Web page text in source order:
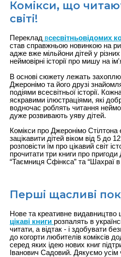
Комікси, що
світі!
Переклад всесвітньовідомих
став справжньою новинкою на
адже вже мільйони дітей у
неймовірні історії про мишу на
В основі сюжету лежать
Джеронімо та його друзі
подіями всесвітньої історії.
яскравими ілюстраціями, які
водночас роблять читання
дуже розвивають уяву дітей.
Комікси про Джеронімо
зацікавити дітей віком від 5 до
розповісти їм про цікавий світ
прочитати три книги про
“Таємниця Сфінкса” та “Шахраї
Перші щасливі
Нове та креативне видавництво
цікаві книги розпалять в
читати, а відтак - і здобувати
до когорти любителів коміксів
серед яких ідею нових книг
Іванович Садовий. Дякуємо усім